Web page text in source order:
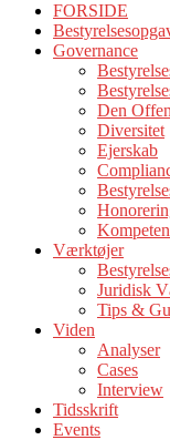
FORSIDE
Governance
Den
Diversitet
Ejerskab
Værktøjer
Juridisk
Tips &
Viden
Analyser
Cases
Interview
Tidsskrift
Events